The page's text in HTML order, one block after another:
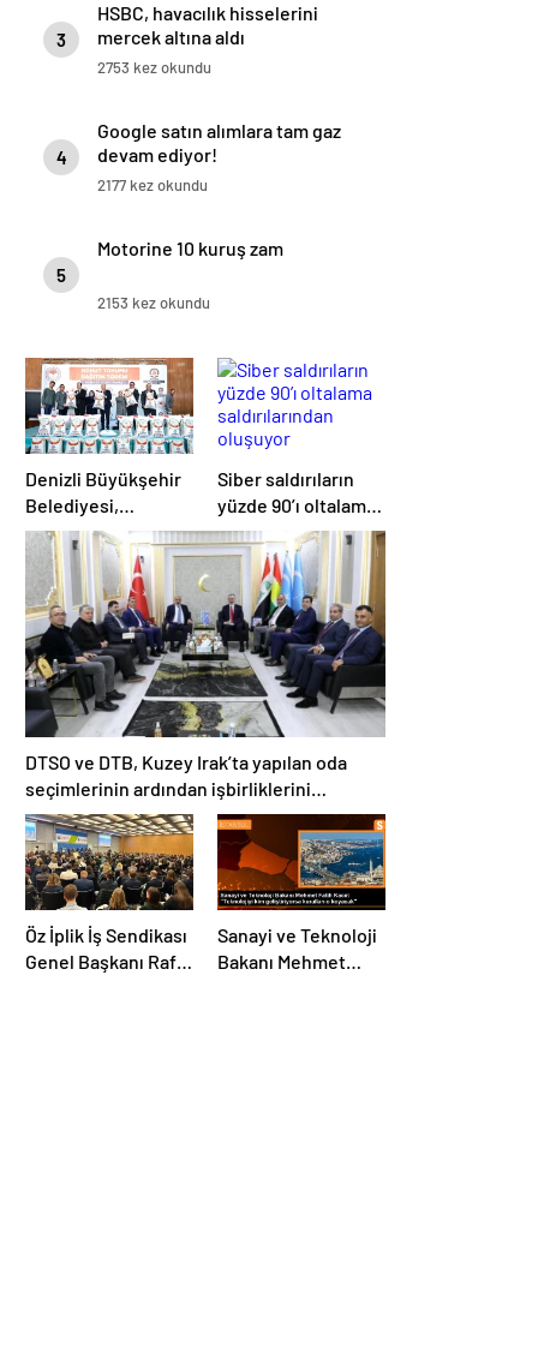
3
HSBC, havacılık hisselerini
mercek altına aldı
2753 kez okundu
4
Google satın alımlara tam gaz
devam ediyor!
2177 kez okundu
5
Motorine 10 kuruş zam
2153 kez okundu
Denizli Büyükşehir
Belediyesi,
Çiftçilere Nohut
Tohumu Desteği
Veriyor
Siber saldırıların
yüzde 90’ı oltalama
saldırılarından
oluşuyor
DTSO ve DTB, Kuzey Irak’ta yapılan oda
seçimlerinin ardından işbirliklerini
güçlendirmek için ziyaretler gerçekleştirdi
Öz İplik İş Sendikası
Genel Başkanı Rafi
Sanayi ve Teknoloji
Bakanı Mehmet